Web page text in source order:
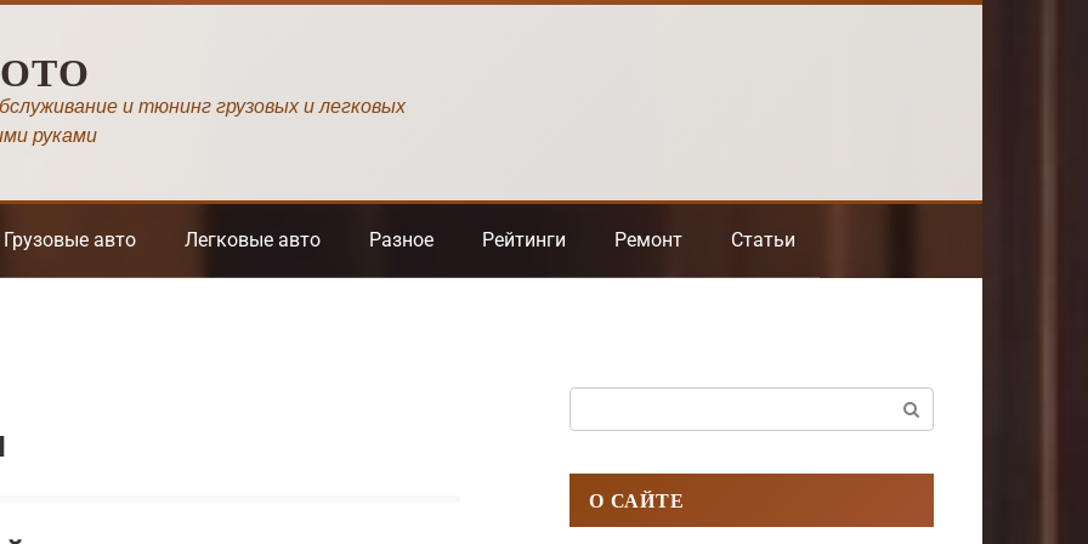
и тюнинг грузовых и легковых
руками
Грузовые авто Легковые авто Разное Рейтинги Ремонт Статьи
О САЙТЕ